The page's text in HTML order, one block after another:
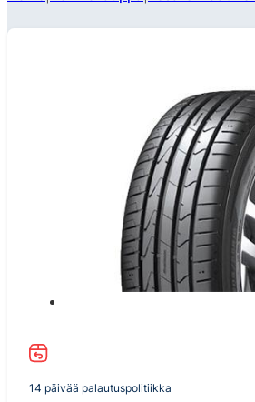
14 päivää palautuspolitiikka